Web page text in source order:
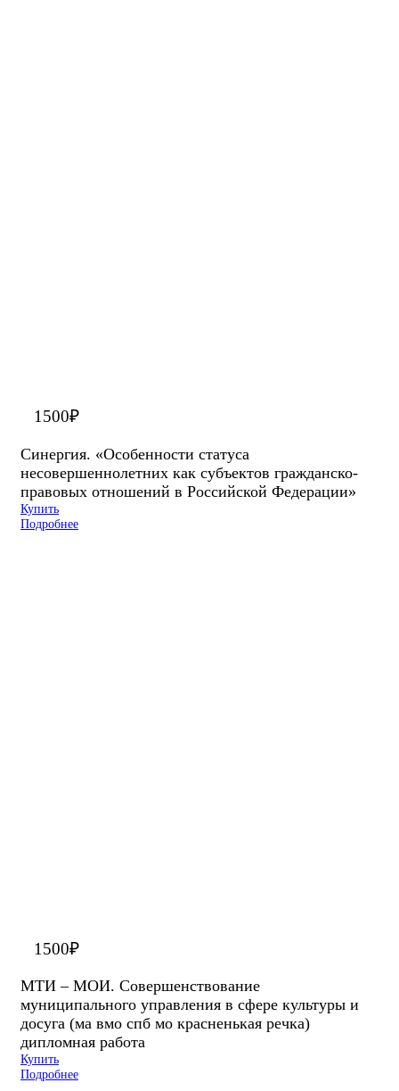
1500₽
Синергия. «Особенности статуса
несовершеннолетних как субъектов гражданско-
правовых отношений в Российской Федерации»
Купить
Подробнее
1500₽
МТИ – МОИ. Совершенствование
муниципального управления в сфере культуры и
досуга (ма вмо спб мо красненькая речка)
дипломная работа
Купить
Подробнее